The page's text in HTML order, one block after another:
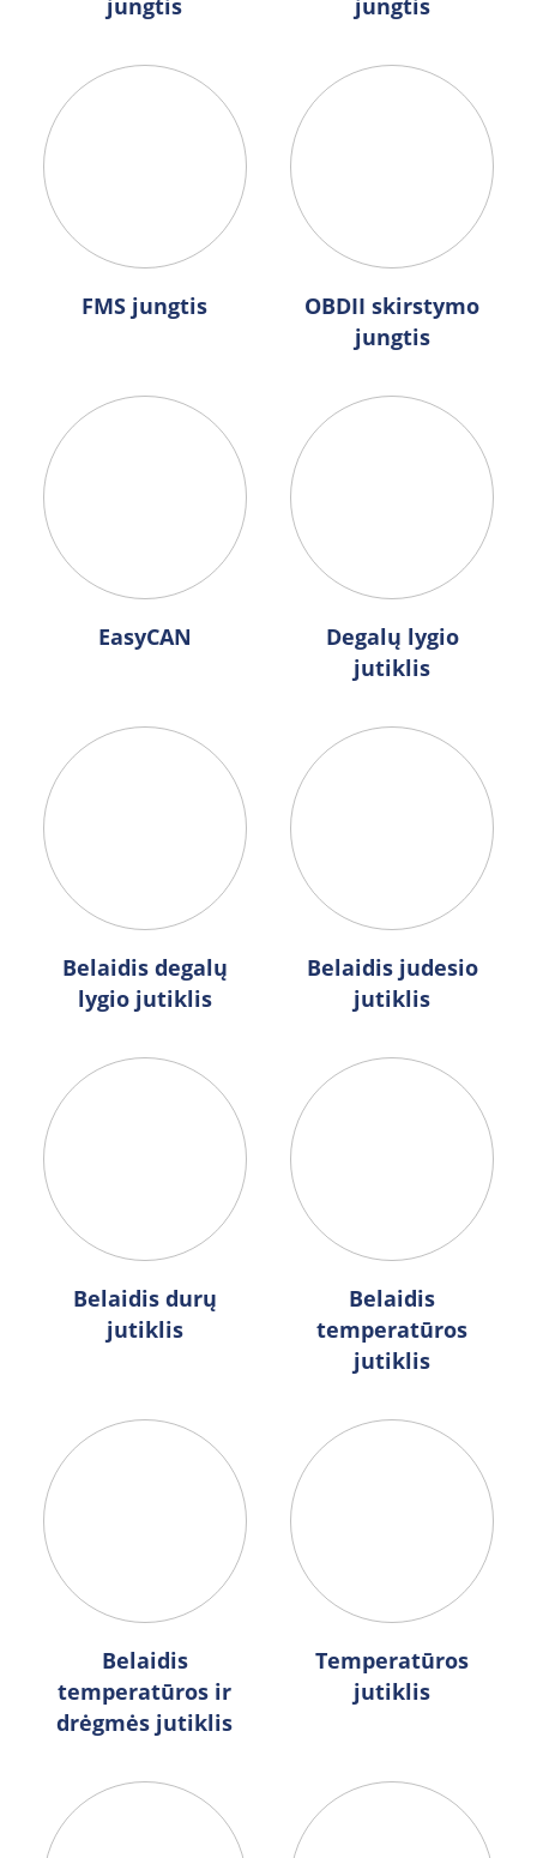
jungtis jungtis
FMS jungtis
OBDII skirstymo
jungtis
EasyCAN
Degalų lygio
jutiklis
Belaidis degalų
lygio jutiklis
Belaidis judesio
jutiklis
Belaidis durų
jutiklis
Belaidis
temperatūros
jutiklis
Belaidis
temperatūros ir
drėgmės jutiklis
Temperatūros
jutiklis